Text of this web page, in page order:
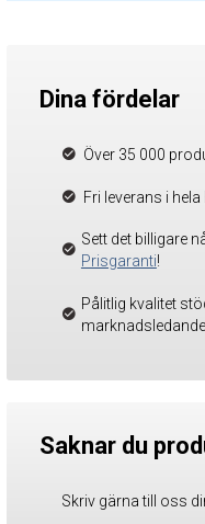
Dina fördelar
Över 35 000
Fri leverans i
Sett det billigare
Prisgaranti!
Pålitlig kvalitet
Saknar du
Skriv gärna till oss